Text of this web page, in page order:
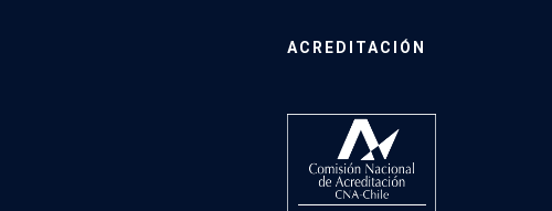
ACREDITACIÓN